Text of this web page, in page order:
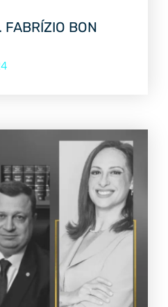
FABRÍZIO BON